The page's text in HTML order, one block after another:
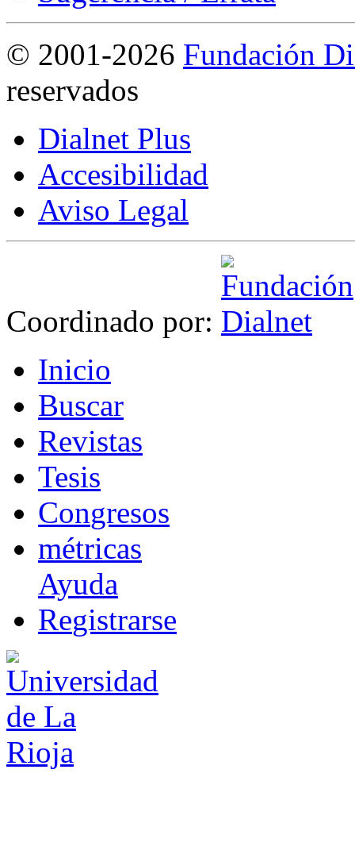
© 2001-2026 Fundación
reservados
Dialnet Plus
Accesibilidad
Aviso Legal
Coordinado por:
Inicio
Buscar
Revistas
Tesis
Congresos
métricas
Ayuda
Registrarse